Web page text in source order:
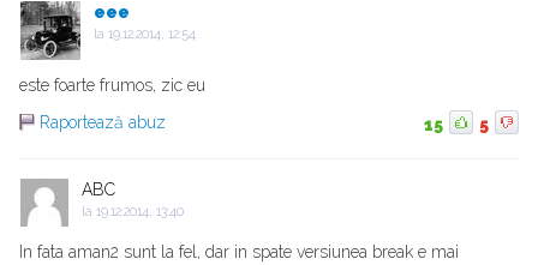
eee
la 19.12.2014, 12:54
este foarte frumos, zic eu
Raportează abuz
15 5
ABC
la 19.12.2014, 13:40
In fata aman2 sunt la fel, dar in spate versiunea break e mai